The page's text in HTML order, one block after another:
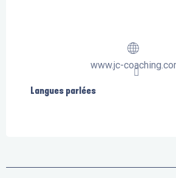
www.jc-
Langues parlées
Langues parlées